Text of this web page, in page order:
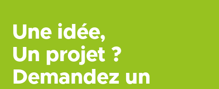
Une idée,
Un projet ?
Demandez un